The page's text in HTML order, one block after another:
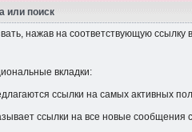
или поиск
нажав на соответствующую ссылку
вкладки:
ссылки на самых активных
ссылки на все новые